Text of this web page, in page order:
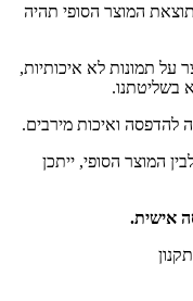
המוצר הסופי תהיה
על תמונות לא איכותיות,
בשליטתנו.
להדפסה ואיכות מירבים.
המוצר הסופי, ייתכן
אישית.